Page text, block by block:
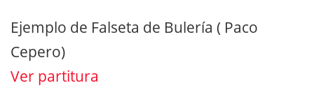
Ejemplo de Falseta de Bulería ( Paco
Cepero)
Ver partitura